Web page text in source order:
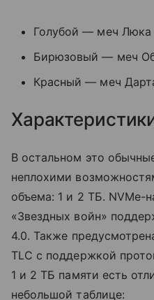
Голубой — меч Люка
Бирюзовый — меч
Красный — меч
В остальном это
неплохими
объема: 1 и 2 ТБ. NVMe-
«Звездных войн»
4.0. Также
TLC с поддержкой
1 и 2 ТБ памяти есть
небольшой таблице: